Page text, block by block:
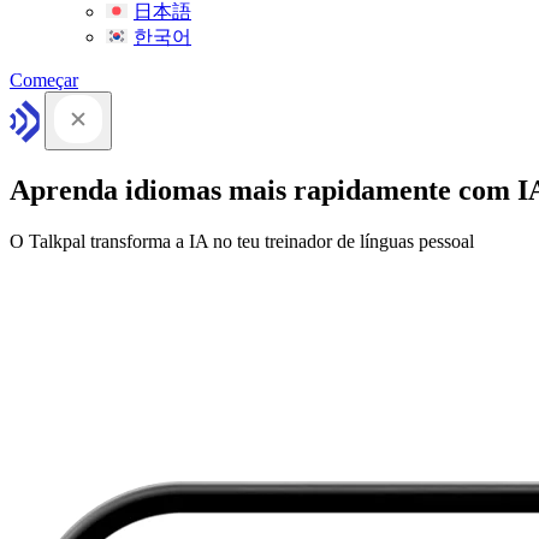
日本語
한국어
Começar
Aprenda idiomas mais rapidamente com
O Talkpal transforma a IA no teu treinador de línguas pessoal